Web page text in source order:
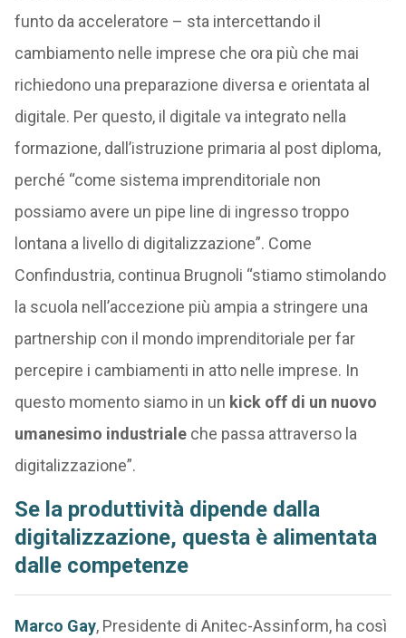
funto da acceleratore – sta intercettando il
cambiamento nelle imprese che ora più che mai
richiedono una preparazione diversa e orientata al
digitale. Per questo, il digitale va integrato nella
formazione, dall’istruzione primaria al post diploma,
perché “come sistema imprenditoriale non
possiamo avere un pipe line di ingresso troppo
lontana a livello di digitalizzazione”. Come
Confindustria, continua Brugnoli “stiamo stimolando
la scuola nell’accezione più ampia a stringere una
partnership con il mondo imprenditoriale per far
percepire i cambiamenti in atto nelle imprese. In
questo momento siamo in un kick off di un nuovo
umanesimo industrialeche passa attraverso la
digitalizzazione”.
Se la produttività dipende dalla
digitalizzazione, questa è alimentata
dalle competenze
Marco Gay, Presidente di Anitec-Assinform, ha così